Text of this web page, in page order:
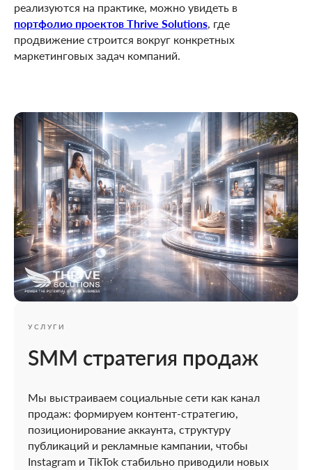
реализуются на практике, можно увидеть в
портфолио проектов Thrive Solutions, где
продвижение строится вокруг конкретных
маркетинговых задач компаний.
УСЛУГИ
SMM стратегия продаж
Мы выстраиваем социальные сети как канал
продаж: формируем контент-стратегию,
позиционирование аккаунта, структуру
публикаций и рекламные кампании, чтобы
Instagram и TikTok стабильно приводили новых